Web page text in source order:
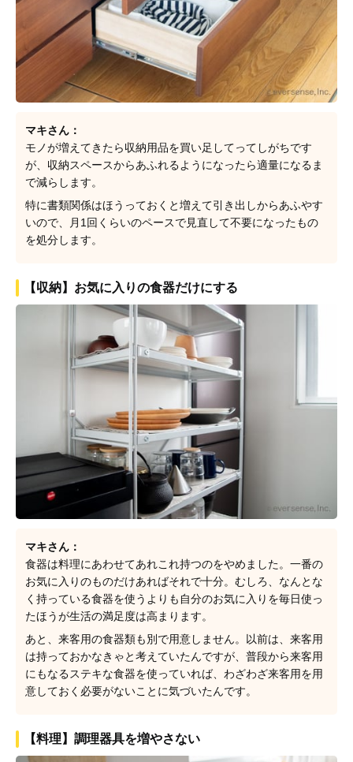
マキさん：
モノが増えてきたら収納用品を買い足してってしがちです
が、収納スペースからあふれるようになったら適量になるま
で減らします。
特に書類関係はほうっておくと増えて引き出しからあふやす
いので、月1回くらいのペースで見直して不要になったもの
を処分します。
【収納】お気に入りの食器だけにする
マキさん：
食器は料理にあわせてあれこれ持つのをやめました。一番の
お気に入りのものだけあればそれで十分。むしろ、なんとな
く持っている食器を使うよりも自分のお気に入りを毎日使っ
たほうが生活の満足度は高まります。
あと、来客用の食器類も別で用意しません。以前は、来客用
は持っておかなきゃと考えていたんですが、普段から来客用
にもなるステキな食器を使っていれば、わざわざ来客用を用
意しておく必要がないことに気づいたんです。
【料理】調理器具を増やさない